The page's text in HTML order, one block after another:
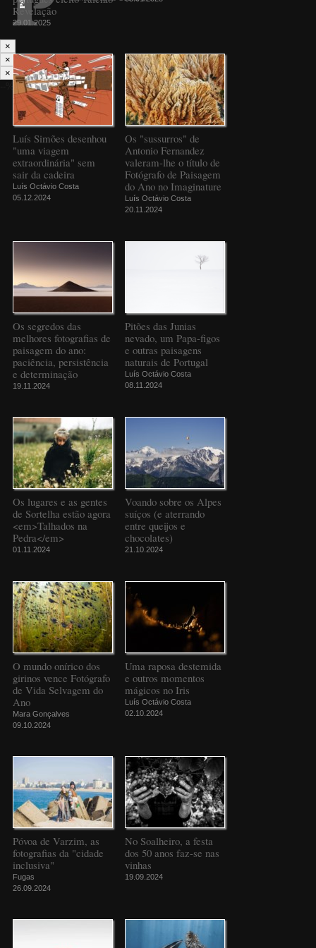
Revelação
29.01.2025
Luís Simões desenhou
"uma viagem
extraordinária" sem
sair da cadeira
Luís Octávio Costa
05.12.2024
Os "sussurros" de
Antonio Fernandez
valeram-lhe o título de
Fotógrafo de Paisagem
do Ano no Imaginature
Luís Octávio Costa
20.11.2024
Os segredos das
melhores fotografias de
paisagem do ano:
paciência, persistência
e determinação
19.11.2024
Pitões das Junias
nevado, um Papa-figos
e outras paisagens
naturais de Portugal
Luís Octávio Costa
08.11.2024
Os lugares e as gentes
de Sortelha estão agora
<em>Talhados na
Pedra</em>
01.11.2024
Voando sobre os Alpes
suíços (e aterrando
entre queijos e
chocolates)
21.10.2024
O mundo onírico dos
girinos vence Fotógrafo
de Vida Selvagem do
Ano
Mara Gonçalves
09.10.2024
Uma raposa destemida
e outros momentos
mágicos no Iris
Luís Octávio Costa
02.10.2024
Póvoa de Varzim, as
fotografias da "cidade
inclusiva"
Fugas
26.09.2024
No Soalheiro, a festa
dos 50 anos faz-se nas
vinhas
19.09.2024
×
×
×
--%>